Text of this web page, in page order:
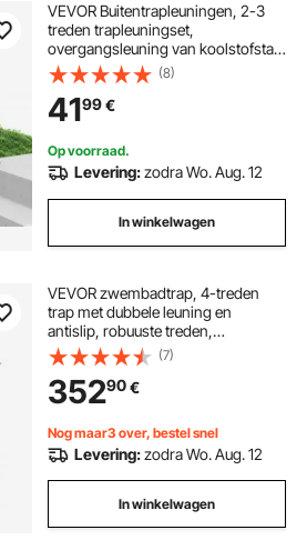
12 treden trap
ijzeren trap treden
VEVOR Buitentrapleuningen, 2-3
treden trapleuningset,
overgangsleuning van koolstofstaal
met montageset, trapleuning voor
senioren, betonnen treden,
veranda en terras, zwarte vierkante
buis
(8)
4199€
Op voorraad.
Levering:zodra Wo. Aug. 12
In winkelwagen
VEVOR zwembadtrap, 4-treden
trap met dubbele leuning en
antislip, robuuste treden,
draagvermogen 180 kg, voor
inbouw- en opbouwzwembaden
van 122–137 cm met elk type
terrasoppervlak.
(7)
35290€
Nog maar3 over, bestel snel
Levering:zodra Wo. Aug. 12
In winkelwagen